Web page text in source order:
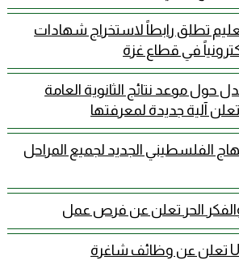
تطلق رابطاً لاستخراج شهادات
في قطاع غزة
حول موعد نتائج الثانوية العامة
الفلسطيني الجديد لجميع المراحل
الحر تعلن عن فرص عمل